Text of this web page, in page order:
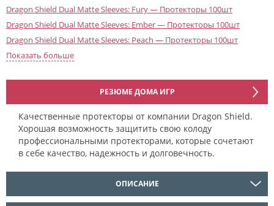
Dragon Shield Dual Matte Sleeves: Fury — Протекторы 100шт
Dragon Shield Dual Matte Sleeves: Ember — Протекторы 100шт
Dragon Shield Dual Matte Sleeves: Peach — Протекторы 100шт
Dragon Shield Dual Matte Sleeves: Wisdom — Протекторы 100шт
Dragon Shield Dual Matte: Blue Silver
Dragon Shield Dual Matte: Valor
Dragon Shield Dual Matte: Might
Показать больше
РЕЗЮМЕ ДОМА ИГР
Качественные протекторы от компании Dragon Shield.
Хорошая возможность защитить свою колоду
профессиональными протекторами, которые сочетают
в себе качество, надежность и долговечность.
ОПИСАНИЕ